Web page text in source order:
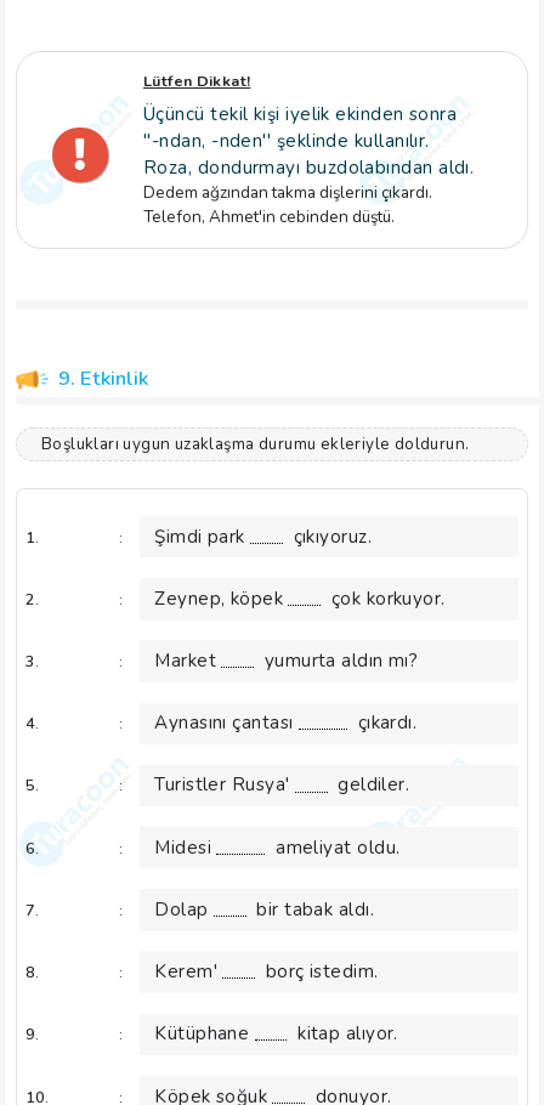
Lütfen Dikkat!
Üçüncü tekil kişi iyelik ekinden sonra
''-ndan, -nden'' şeklinde kullanılır.
Roza, dondurmayı buzdolabından aldı.
Dedem ağzından takma dişlerini çıkardı.
Telefon, Ahmet'in cebinden düştü.
9. Etkinlik
Boşlukları uygun uzaklaşma durumu ekleriyle doldurun.
1. : Şimdi park çıkıyoruz.
2. : Zeynep, köpek çok korkuyor.
3. : Market yumurta aldın mı?
4. : Aynasını çantası çıkardı.
5. : Turistler Rusya' geldiler.
6. : Midesi ameliyat oldu.
7. : Dolap bir tabak aldı.
8. : Kerem' borç istedim.
9. : Kütüphane kitap alıyor.
10. : Köpek soğuk donuyor.